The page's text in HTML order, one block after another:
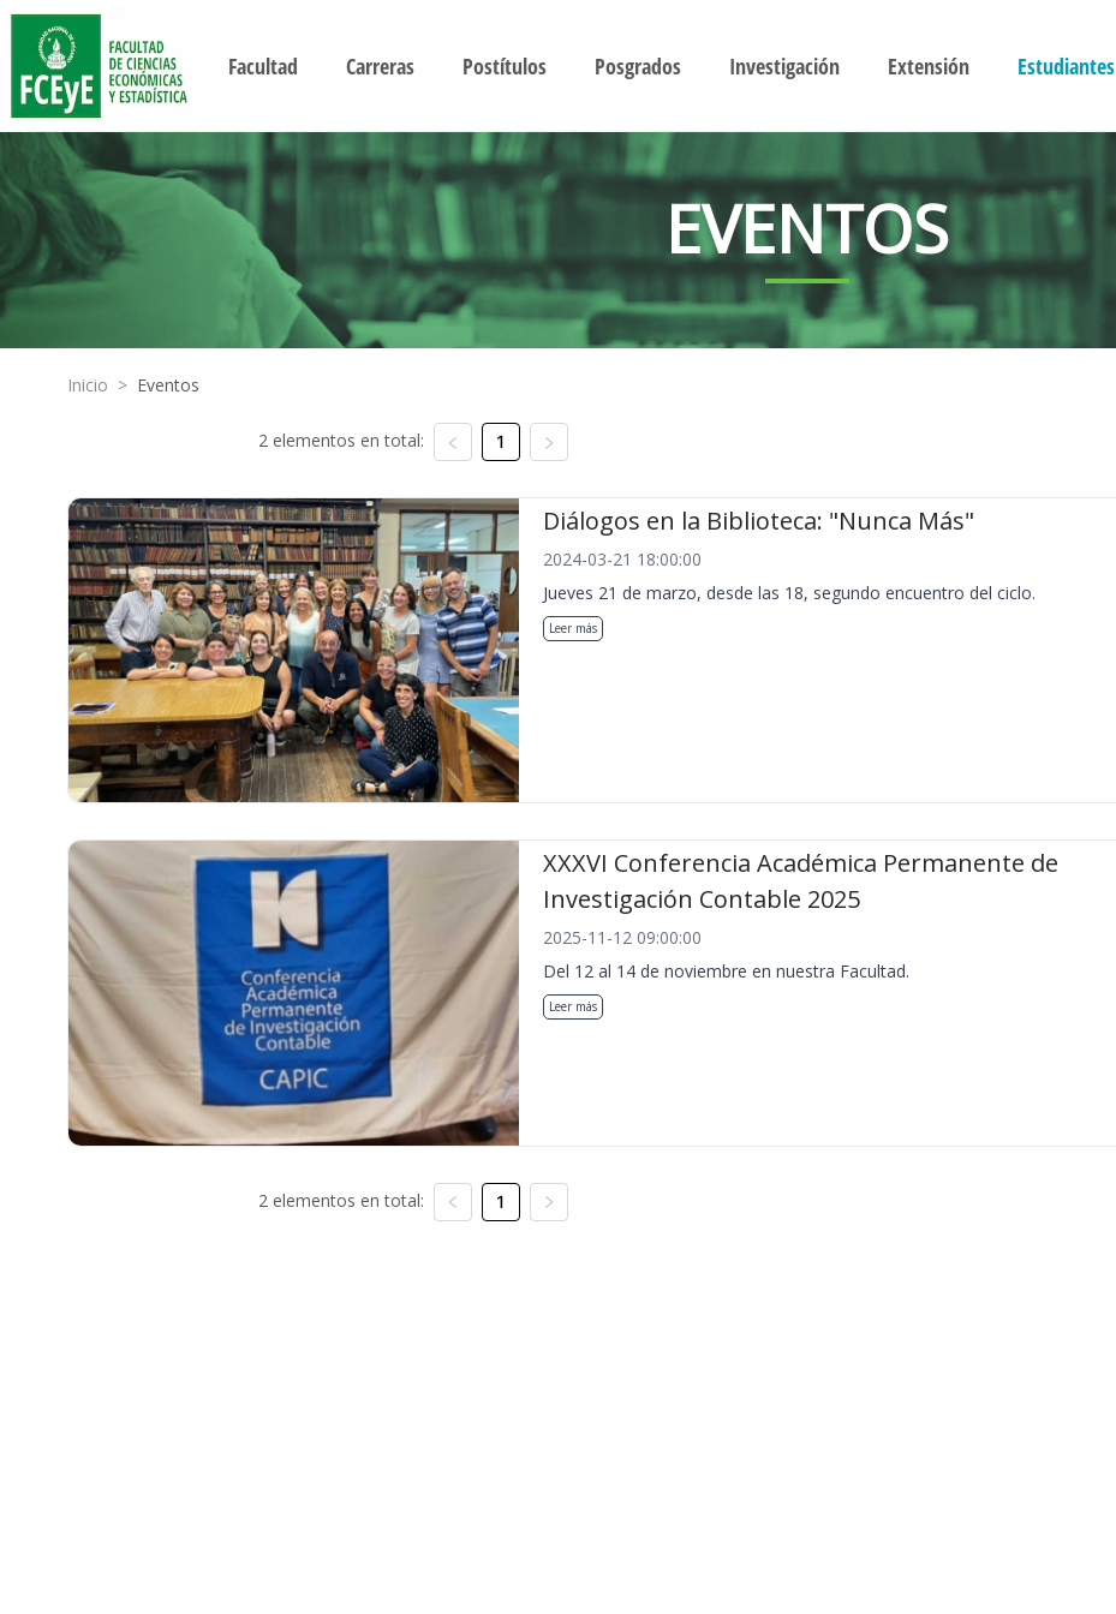
Facultad Carreras Postítulos Posgrados Investigación Extensión Estudiantes
EVENTOS
Inicio > Eventos
2 elementos en total: 1
Diálogos en la Biblioteca: "Nunca Más"
2024-03-21 18:00:00
Jueves 21 de marzo, desde las 18, segundo encuentro del ciclo.
Leer más
XXXVI Conferencia Académica Permanente de
Investigación Contable 2025
2025-11-12 09:00:00
Del 12 al 14 de noviembre en nuestra Facultad.
Leer más
2 elementos en total: 1